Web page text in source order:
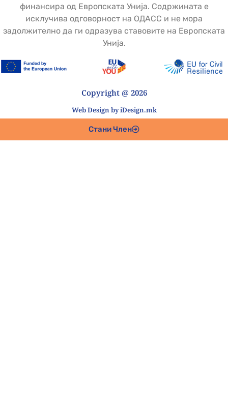
финансира од Европската Унија. Содржината е
исклучива одговорност на ОДАСС и не мора
задолжително да ги одразува ставовите на Европската
Унија.
Copyright @ 2026
Web Design by iDesign.mk
Стани Член